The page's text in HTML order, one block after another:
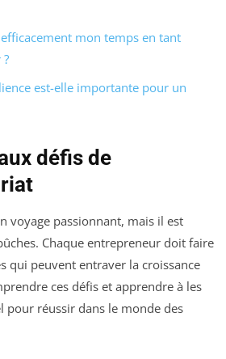
mon temps en tant
est-elle importante pour un
défis de
voyage passionnant, mais il est
Chaque entrepreneur doit faire
qui peuvent entraver la croissance
ces défis et apprendre à les
pour réussir dans le monde des